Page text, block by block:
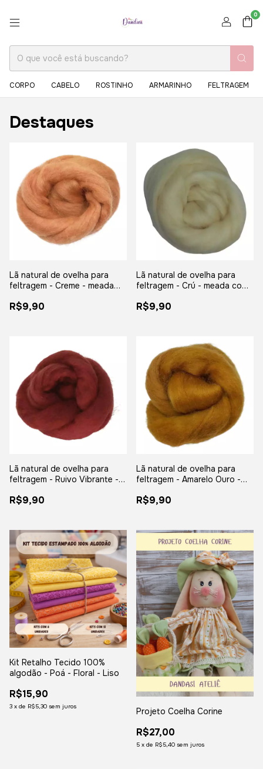
0
CORPO CABELO ROSTINHO ARMARINHO FELTRAGEM
Destaques
Lã natural de ovelha para
feltragem - Creme - meada
R$9,90
Lã natural de ovelha para
feltragem - Crú - meada com
R$9,90
Lã natural de ovelha para
feltragem - Ruivo Vibrante -
R$9,90
Lã natural de ovelha para
feltragem - Amarelo Ouro -
R$9,90
Kit Retalho Tecido 100%
algodão - Poá - Floral - Liso
R$15,90
3 x de R$5,30 sem juros Projeto Coelha Corine
R$27,00
5 x de R$5,40 sem juros